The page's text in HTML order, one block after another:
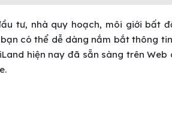
tư, nhà quy hoạch, môi giới bất
có thể dễ dàng nắm bắt thông
hiện nay đã sẵn sàng trên Web